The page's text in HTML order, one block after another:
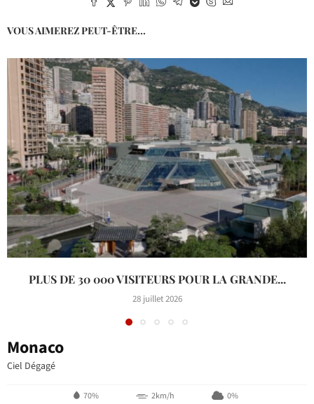
VOUS AIMEREZ PEUT-ÊTRE...
PLUS DE 30 000 VISITEURS POUR LA GRANDE...
28 juillet 2026
Monaco
Ciel Dégagé
70% 2km/h 0%